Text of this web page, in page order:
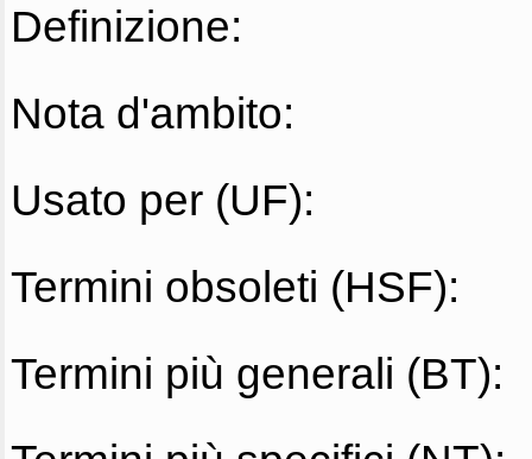
Definizione:
Nota d'ambito:
Usato per (UF):
Termini obsoleti (HSF):
Termini più generali (BT):